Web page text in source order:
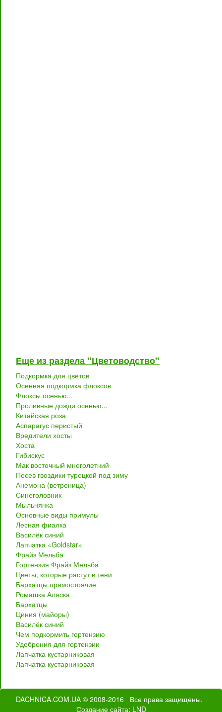
Еще из раздела "Цветоводство"
Подкормка для цветов
Осенняя подкормка флоксов
Флоксы осенью...
Проливные дожди осенью...
Китайская роза
Аспарагус перистый
Вредители хосты
Хоста
Гибискус
Мак восточный многолетний
Посев гвоздики турецкой под зиму
Анемона (ветреница)
Синеголовник
Мыльнянка
Основные виды примулы
Лесная фиалка
Василёк синий
Лапчатка «Goldstar»
Фрайз Мельба
Гортензия Фрайз Мельба
Цветы, которые растут в тени
Бархатцы прямостоячие
Ромашка Аляска
Бархатцы
Циния (майоры)
Василёк синий
Чем подкормить гортензию
Удобрения для гортензии
Лапчатка кустарниковая
Лапчатка кустарниковая
DACHNICA.COM.UA © 2008-2016 Все права защищены.
Создание сайта: LND